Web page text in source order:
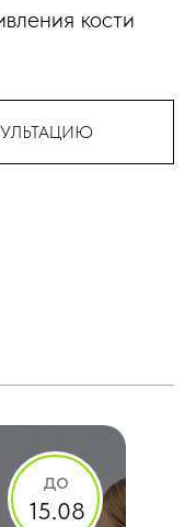
кости
до
15.08